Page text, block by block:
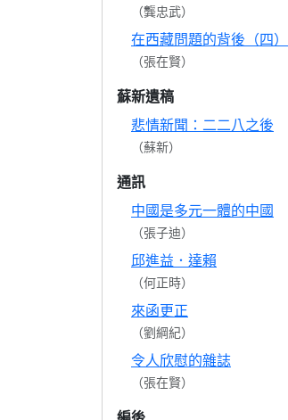
（龔忠武）
在西藏問題的背後（四）
（張在賢）
蘇新遺稿
悲情新聞：二二八之後
（蘇新）
通訊
中國是多元一體的中國
（張子迪）
邱進益．達賴
（何正時）
來函更正
（劉綱紀）
令人欣慰的雜誌
（張在賢）